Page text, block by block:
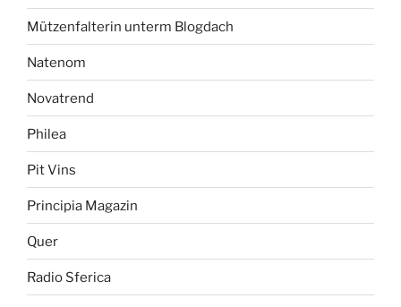
Mützenfalterin unterm Blogdach
Natenom
Novatrend
Philea
Pit Vins
Principia Magazin
Quer
Radio Sferica